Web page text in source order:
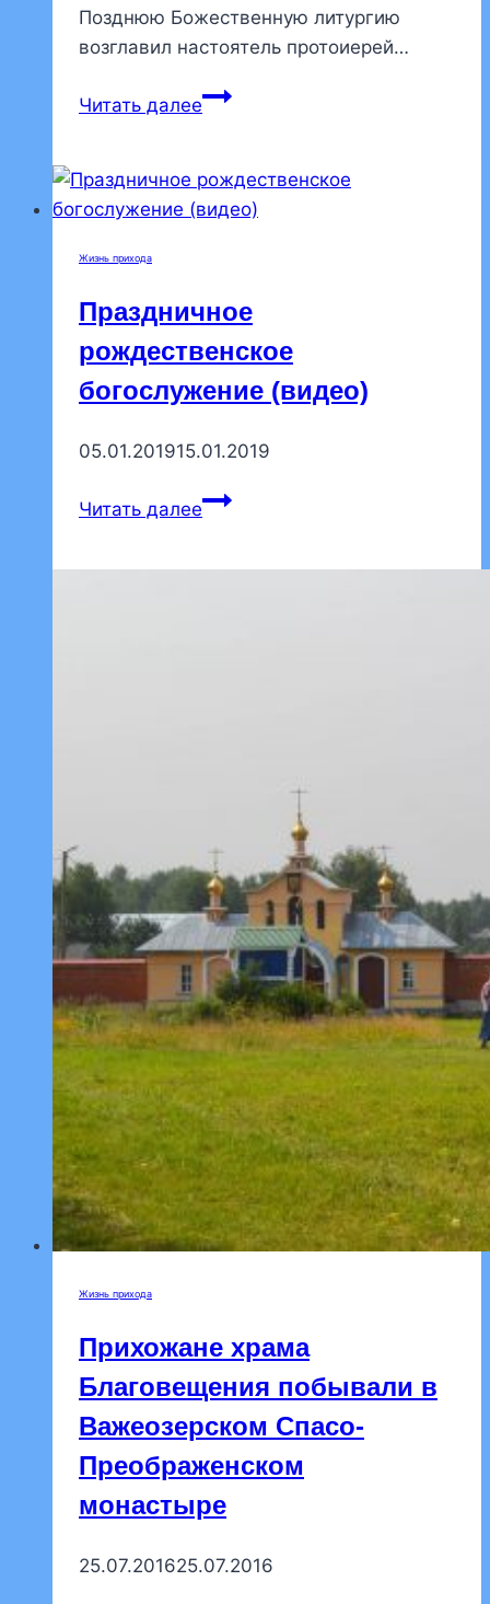
Позднюю Божественную литургию
возглавил настоятель протоиерей…
Читать далееВ Неделю
по
Пятидесятнице
были
совершены
воскресные
Жизнь прихода
Праздничное
рождественское
богослужение (видео)
05.01.201915.01.2019
Читать далееПраздничное
Жизнь прихода
Прихожане храма
Благовещения побывали в
Важеозерском Спасо-
Преображенском
монастыре
25.07.201625.07.2016